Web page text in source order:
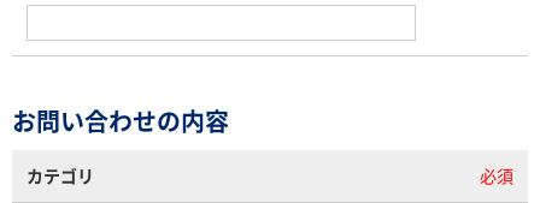
お問い合わせの内容
カテゴリ 必須